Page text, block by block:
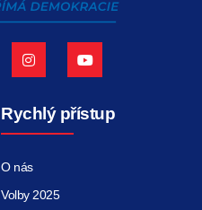
Rychlý přístup
O nás
Volby 2025